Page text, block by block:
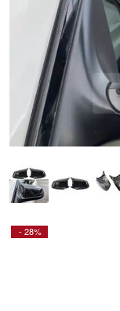
- 28%